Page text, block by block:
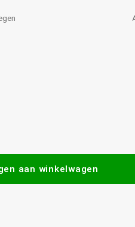
aan winkelwagen